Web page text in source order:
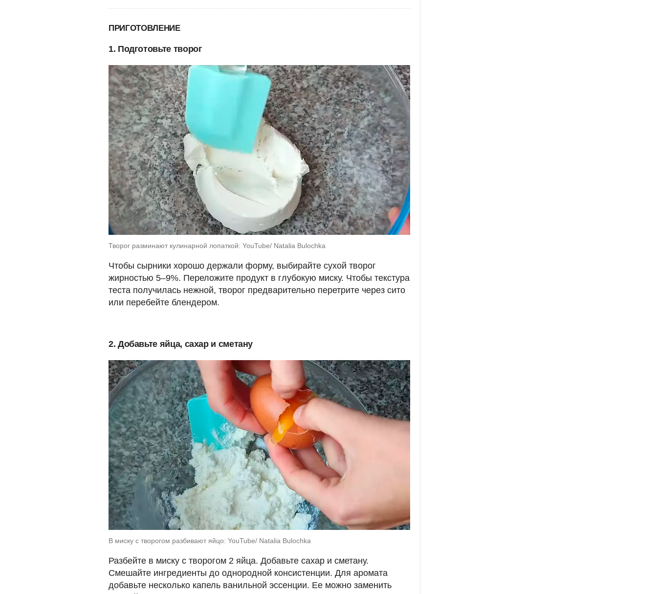
ПРИГОТОВЛЕНИЕ
1. Подготовьте творог
Творог разминают кулинарной лопаткой: YouTube/ Natalia Bulochka
Чтобы сырники хорошо держали форму, выбирайте сухой творог
жирностью 5–9%. Переложите продукт в глубокую миску. Чтобы текстура
теста получилась нежной, творог предварительно перетрите через сито
или перебейте блендером.
2. Добавьте яйца, сахар и сметану
В миску с творогом разбивают яйцо: YouTube/ Natalia Bulochka
Разбейте в миску с творогом 2 яйца. Добавьте сахар и сметану.
Смешайте ингредиенты до однородной консистенции. Для аромата
добавьте несколько капель ванильной эссенции. Ее можно заменить